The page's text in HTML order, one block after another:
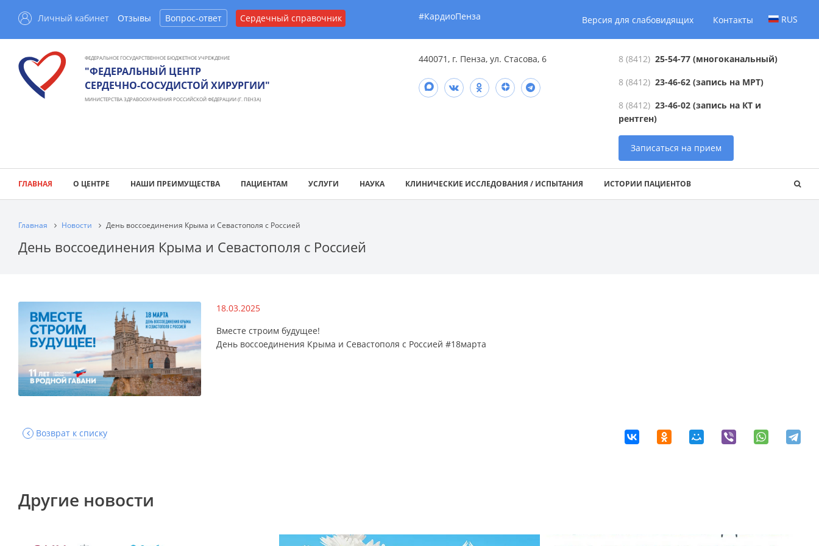
Личный кабинет Отзывы Вопрос-ответ Сердечный справочник #КардиоПенза Версия для слабовидящих Контакты RUS
ФЕДЕРАЛЬНОЕ ГОСУДАРСТВЕННОЕ БЮДЖЕТНОЕ УЧРЕЖДЕНИЕ
"ФЕДЕРАЛЬНЫЙ ЦЕНТР
СЕРДЕЧНО-СОСУДИСТОЙ ХИРУРГИИ"
МИНИСТЕРСТВА ЗДРАВООХРАНЕНИЯ РОССИЙСКОЙ ФЕДЕРАЦИИ (Г. ПЕНЗА)
440071, г. Пенза, ул. Стасова, 6 8 (8412) 25-54-77 (многоканальный)
8 (8412) 23-46-62 (запись на МРТ)
8 (8412) 23-46-02 (запись на КТ и
рентген)
Записаться на прием
ГЛАВНАЯ О ЦЕНТРЕ НАШИ ПРЕИМУЩЕСТВА ПАЦИЕНТАМ УСЛУГИ НАУКА КЛИНИЧЕСКИЕ ИССЛЕДОВАНИЯ / ИСПЫТАНИЯ ИСТОРИИ ПАЦИЕНТОВ
Главная Новости День воссоединения Крыма и Севастополя с Россией
День воссоединения Крыма и Севастополя с Россией
18.03.2025
Вместе строим будущее!
День воссоединения Крыма и Севастополя с Россией #18марта
Возврат к списку
Другие новости